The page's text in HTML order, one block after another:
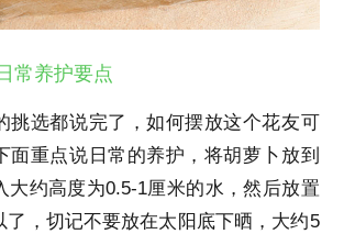
常养护要点
挑选都说完了，如何摆放这个花友可
面重点说日常的养护，将胡萝卜放到
大约高度为0.5-1厘米的水，然后放置
了，切记不要放在太阳底下晒，大约5